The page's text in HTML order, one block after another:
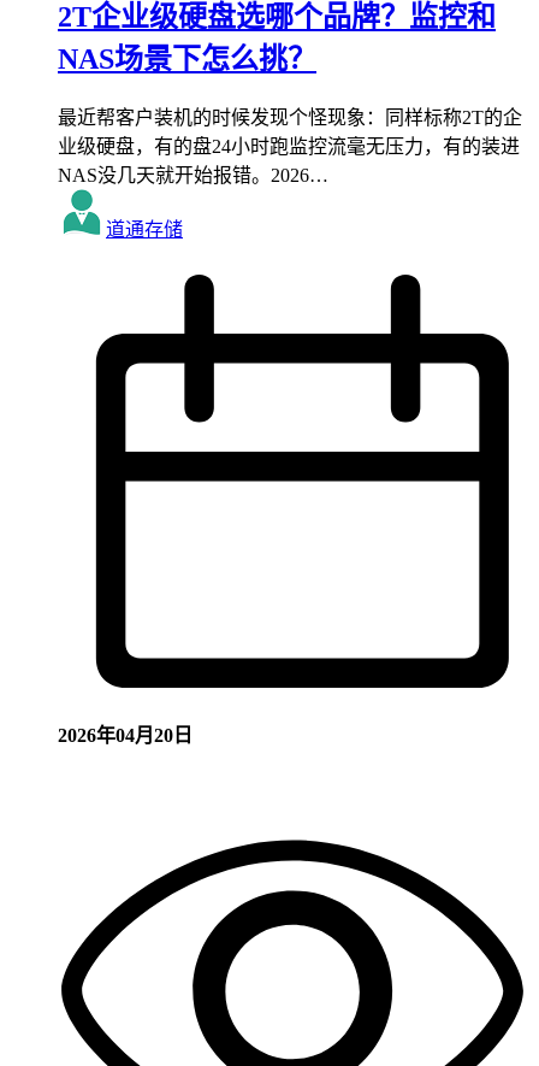
2T企业级硬盘选哪个品牌？监控和
NAS场景下怎么挑？
最近帮客户装机的时候发现个怪现象：同样标称2T的企
业级硬盘，有的盘24小时跑监控流毫无压力，有的装进
NAS没几天就开始报错。2026…
道通存储
2026年04月20日